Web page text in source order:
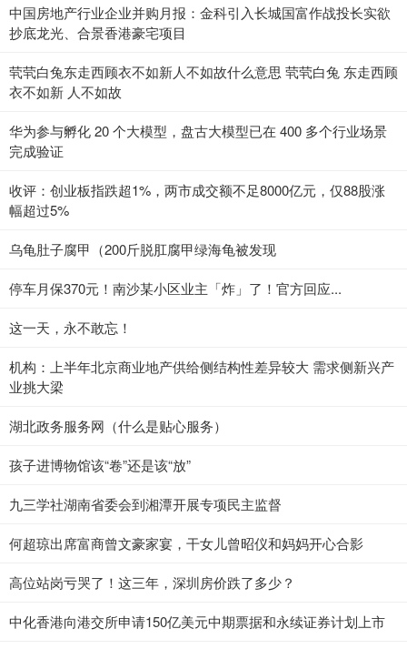
中国房地产行业企业并购月报：金科引入长城国富作战投长实欲
抄底龙光、合景香港豪宅项目
茕茕白兔东走西顾衣不如新人不如故什么意思 茕茕白兔 东走西顾
衣不如新 人不如故
华为参与孵化 20 个大模型，盘古大模型已在 400 多个行业场景
完成验证
收评：创业板指跌超1%，两市成交额不足8000亿元，仅88股涨
幅超过5%
乌龟肚子腐甲（200斤脱肛腐甲绿海龟被发现
停车月保370元！南沙某小区业主「炸」了！官方回应...
这一天，永不敢忘！
机构：上半年北京商业地产供给侧结构性差异较大 需求侧新兴产
业挑大梁
湖北政务服务网（什么是贴心服务）
孩子进博物馆该“卷”还是该“放”
九三学社湖南省委会到湘潭开展专项民主监督
何超琼出席富商曾文豪家宴，干女儿曾昭仪和妈妈开心合影
高位站岗亏哭了！这三年，深圳房价跌了多少？
中化香港向港交所申请150亿美元中期票据和永续证券计划上市